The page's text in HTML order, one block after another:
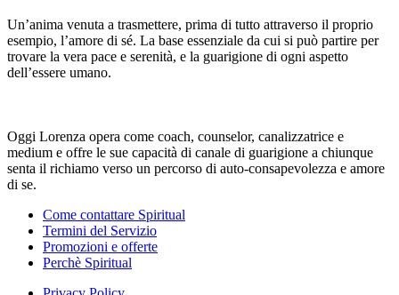
Un’anima venuta a trasmettere, prima di tutto attraverso il proprio
esempio, l’amore di sé. La base essenziale da cui si può partire per
trovare la vera pace e serenità, e la guarigione di ogni aspetto
dell’essere umano.
Oggi Lorenza opera come coach, counselor, canalizzatrice e
medium e offre le sue capacità di canale di guarigione a chiunque
senta il richiamo verso un percorso di auto-consapevolezza e amore
di se.
Come contattare Spiritual
Termini del Servizio
Promozioni e offerte
Perchè Spiritual